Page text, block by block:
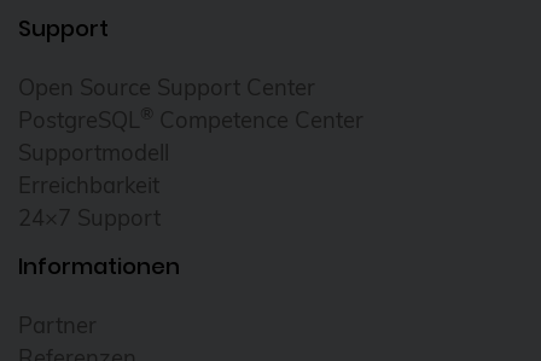
Hyper-V
Icinga
Icinga2
ICU
ICU4X
Informix
Infrastructure as Code (IaC)
Support
Open Source Support Center
PostgreSQL
® Competence Center
Supportmodell
Erreichbarkeit
24×7 Support
Informationen
Partner